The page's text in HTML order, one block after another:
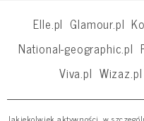
Elle.pl Glamour.pl
National-geographic.pl
Viva.pl Wizaz.pl